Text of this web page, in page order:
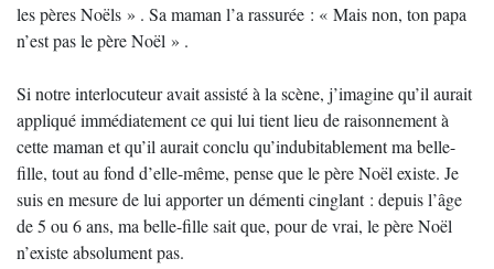
les pères Noëls » . Sa maman l’a rassurée : « Mais non, ton papa
n’est pas le père Noël » .
Si notre interlocuteur avait assisté à la scène, j’imagine qu’il aurait
appliqué immédiatement ce qui lui tient lieu de raisonnement à
cette maman et qu’il aurait conclu qu’indubitablement ma belle-
fille, tout au fond d’elle-même, pense que le père Noël existe. Je
suis en mesure de lui apporter un démenti cinglant : depuis l’âge
de 5 ou 6 ans, ma belle-fille sait que, pour de vrai, le père Noël
n’existe absolument pas.